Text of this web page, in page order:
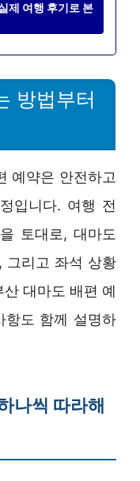
제 여행 후기로 본
방법부터
예약은 안전하고
입니다. 여행 전
토대로, 대마도
그리고 좌석 상황
대마도 배편 예
항도 함께 설명하
나씩 따라해